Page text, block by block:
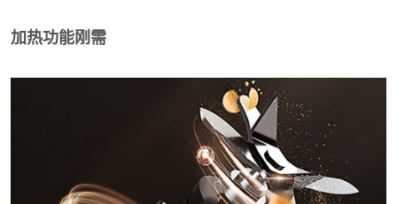
加热功能刚需